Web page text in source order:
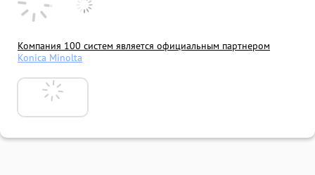
Компания 100 систем является официальным партнером
Konica Minolta